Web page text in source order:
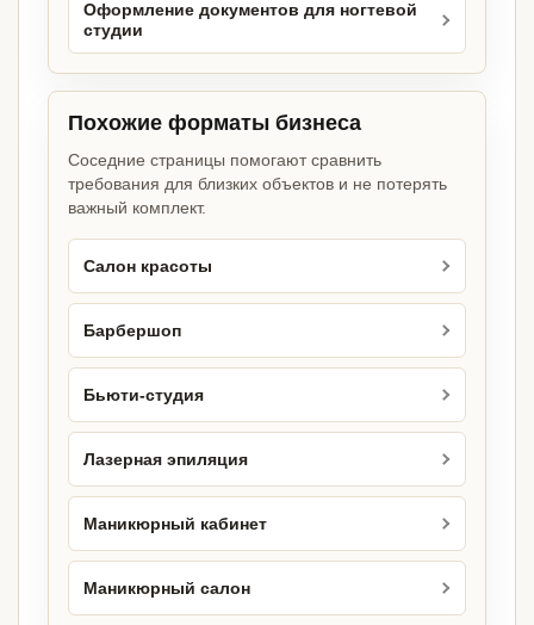
Оформление документов для ногтевой
студии
Похожие форматы бизнеса
Соседние страницы помогают сравнить
требования для близких объектов и не потерять
важный комплект.
Салон красоты
Барбершоп
Бьюти-студия
Лазерная эпиляция
Маникюрный кабинет
Маникюрный салон